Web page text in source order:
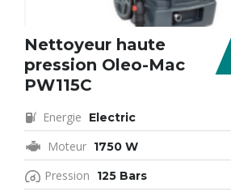
Nettoyeur haute
pression Oleo-Mac
PW115C
Energie Electric
Moteur 1750 W
Pression 125 Bars